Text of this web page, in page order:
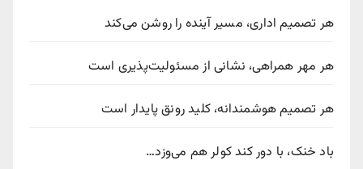
هر تصمیم اداری، مسیر آینده را روشن می‌کند
هر مهر همراهی، نشانی از مسئولیت‌پذیری است
هر تصمیم هوشمندانه، کلید رونق پایدار است
باد خنک، با دور کند کولر هم می‌وزد…